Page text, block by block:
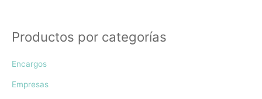
Productos por categorías
Encargos
Empresas